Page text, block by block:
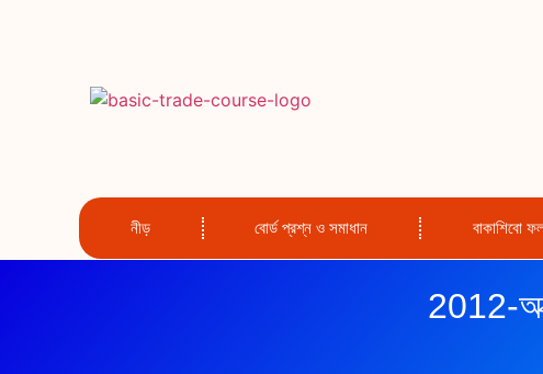
নীড় বোর্ড প্রশ্ন ও সমাধান বাকাশিবো
2012-